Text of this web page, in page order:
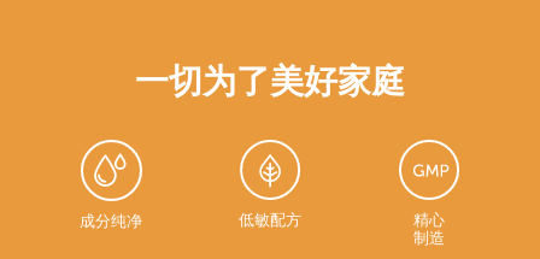
一切为了美好家庭
成分纯净 低敏配方
精心
制造